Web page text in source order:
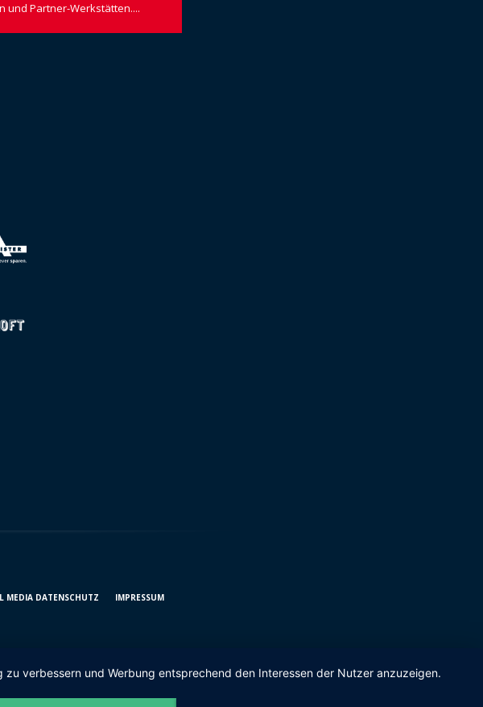
und Partner-Werkstätten....
MEDIA DATENSCHUTZ IMPRESSUM
verbessern und Werbung entsprechend den Interessen der Nutzer anzuzeigen.